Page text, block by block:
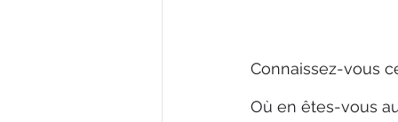
Connaissez-vous
Où en êtes-vous